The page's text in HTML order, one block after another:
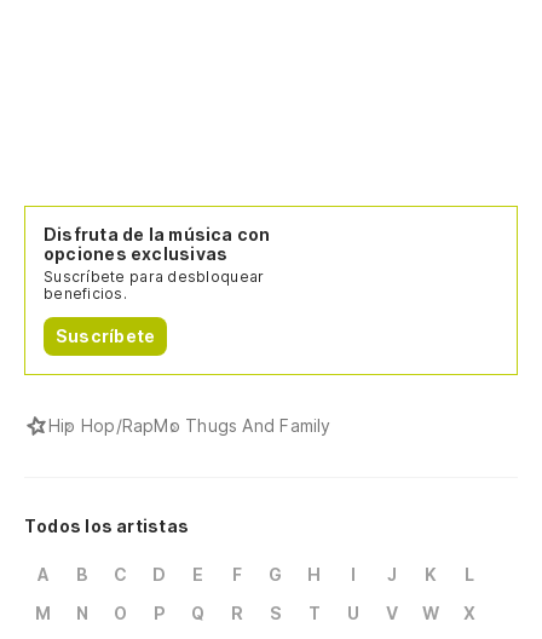
Disfruta de la música con
opciones exclusivas
Suscríbete para desbloquear
beneficios.
Suscríbete
Hip Hop/RapMo Thugs And Family
Todos los artistas
A B C D E F G H I J K
L
M
N O P Q R S T U V W
X